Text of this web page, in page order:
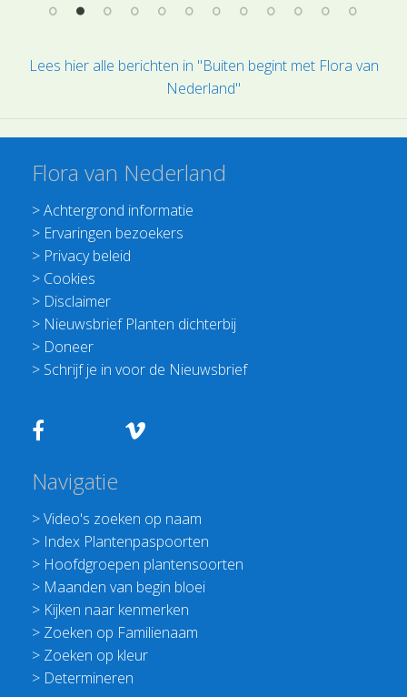
Lees hier alle berichten in "Buiten begint met Flora van
Nederland"
Flora van Nederland
>Achtergrond informatie
> Ervaringen bezoekers
> Privacy beleid
> Cookies
> Disclaimer
> Nieuwsbrief Planten dichterbij
> Doneer
> Schrijf je in voor de Nieuwsbrief
Navigatie
>Video's zoeken op naam
> Index Plantenpaspoorten
> Hoofdgroepen plantensoorten
> Maanden van begin bloei
> Kijken naar kenmerken
> Zoeken op Familienaam
> Zoeken op kleur
> Determineren